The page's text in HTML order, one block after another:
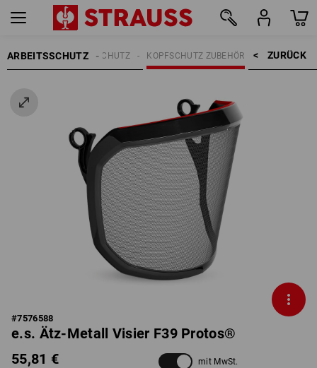
ARBEITSSCHUTZ ZURÜCK    >
KOPFSCHUTZ ZUBEHÖR
KOPFSCHUTZ
#7576588
e.s. Ätz-Metall Visier F39 Protos®
55,81 €
mit MwSt.